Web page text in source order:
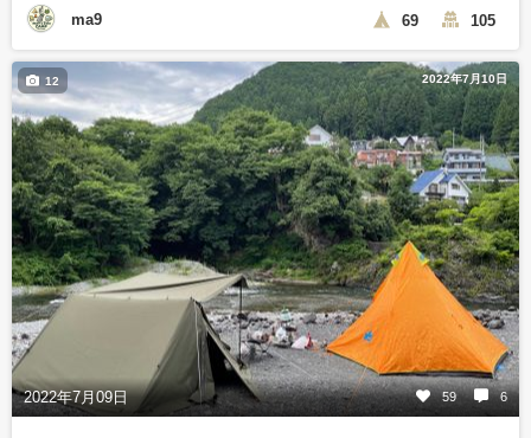
ma9 69 105
2022年7月10日
2022年7月09日 59 6
12